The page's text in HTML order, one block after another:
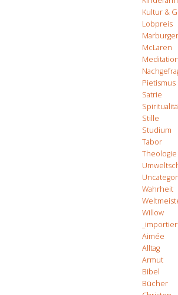
Kultur &
Lobpreis
McLaren
Meditation
Pietismus
Satrie
Stille
Studium
Tabor
Theologie
Wahrheit
Willow
Aimée
Alltag
Armut
Bibel
Bücher